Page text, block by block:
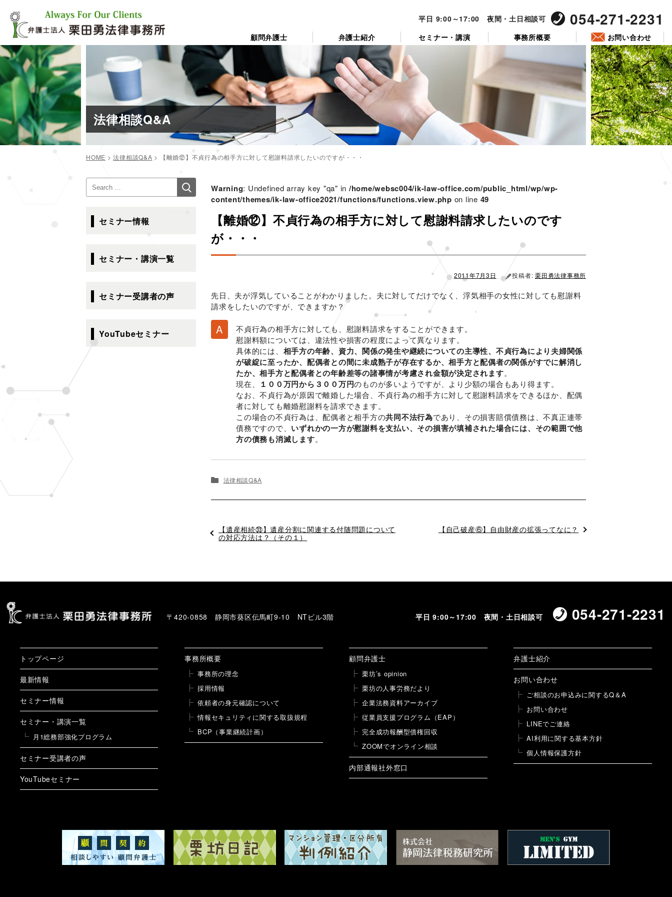
ツ
へ
ス
キ
プ
平日 9:00～17:00 夜間・土日相談可 054-271-2231
顧問弁護士 弁護士紹介 セミナー・講演 事務所概要 お問い合わせ
法律相談Q&A
HOME >法律相談Q&A > 【離婚⑫】不貞行為の相手方に対して慰謝料請求したいのですが・・・
Warning: Undefined array key "qa" in /home/websc004/ik-law-office.com/public_html/wp/wp-
content/themes/ik-law-office2021/functions/functions.view.php on line 49
【離婚⑫】不貞行為の相手方に対して慰謝料請求したいのです
が・・・
2011年7月3日 投稿者: 栗田勇法律事務所
先日、夫が浮気していることがわかりました。夫に対してだけでなく、浮気相手の女性に対しても慰謝料
請求をしたいのですが、できますか？
不貞行為の相手方に対しても、慰謝料請求をすることができます。
慰謝料額については、違法性や損害の程度によって異なります。
具体的には、 相手方の年齢、資力、関係の発生や継続についての主導性、不貞行為により夫婦関係
が破綻に至ったか、配偶者との間に未成熟子が存在するか、相手方と配偶者の関係がすでに解消し
たか、相手方と配偶者との年齢差等の諸事情が考慮され金額が決定されます。
現在、
１００万円から３００万円のものが多いようですが、より少額の場合もあり得ます。
なお、不貞行為が原因で離婚した場合、不貞行為の相手方に対して慰謝料請求をできるほか、配偶
者に対しても離婚慰謝料を請求できます。
この場合の不貞行為は、配偶者と相手方の共同不法行為であり、その損害賠償債務は、不真正連帯
債務ですので、 いずれかの一方が慰謝料を支払い、その損害が填補された場合には、その範囲で他
方の債務も消滅します。
リ
ー
法律相談Q&A
稿
ナ
ビ
ゲ
ー
シ
過
去
【遺産相続㉝】遺産分割に関連する付随問題について
の対応方法は？（その１）
次【自己破産⑥】自由財産の拡張ってなに？
検
索:
検
索
セミナー情報
セミナー・講演一覧
セミナー受講者の声
YouTubeセミナー
〒420-0858 静岡市葵区伝馬町9-10 NTビル3階 平日 9:00～17:00 夜間・土日相談可 054-271-2231
トップページ
最新情報
セミナー情報
セミナー・講演一覧
月1総務部強化プログラム
セミナー受講者の声
YouTubeセミナー
事務所概要
事務所の理念
採用情報
依頼者の身元確認について
情報セキュリティに関する取扱規程
BCP（事業継続計画）
顧問弁護士
栗坊’s opinion
栗坊の人事労務だより
企業法務資料アーカイブ
従業員支援プログラム（EAP）
完全成功報酬型債権回収
ZOOMでオンライン相談
内部通報社外窓口
弁護士紹介
お問い合わせ
ご相談のお申込みに関するQ＆A
お問い合わせ
LINEでご連絡
AI利用に関する基本方針
個人情報保護方針